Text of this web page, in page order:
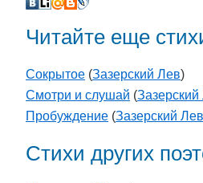
Читайте еще
Сокрытое (Зазерский Лев)
Смотри и слушай (Зазерский
Пробуждение (Зазерский Лев
Стихи других